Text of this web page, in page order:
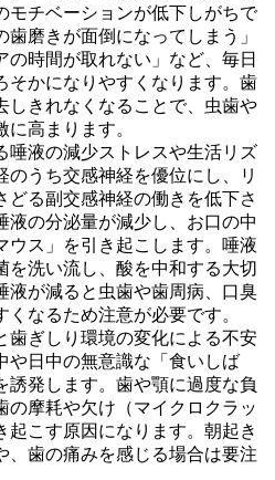
モチベーションが低下しがちで
磨きが面倒になってしまう」
の時間が取れない」など、毎日
そかになりやすくなります。歯
しきれなくなることで、虫歯や
高まります。
唾液の減少ストレスや生活リズ
のうち交感神経を優位にし、リ
どる副交感神経の働きを低下さ
液の分泌量が減少し、お口の中
ウス」を引き起こします。唾液
を洗い流し、酸を中和する大切
液が減ると虫歯や歯周病、口臭
なるため注意が必要です。
歯ぎしり環境の変化による不安
や日中の無意識な「食いしば
誘発します。歯や顎に過度な負
の摩耗や欠け（マイクロクラッ
起こす原因になります。朝起き
、歯の痛みを感じる場合は要注